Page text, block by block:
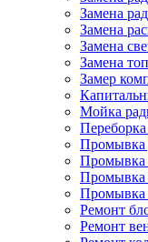
Замена
Замена
Замена
Замена
Замер
Мойка
Переборка
Промывка
Промывка
Промывка
Промывка
Ремонт
Ремонт